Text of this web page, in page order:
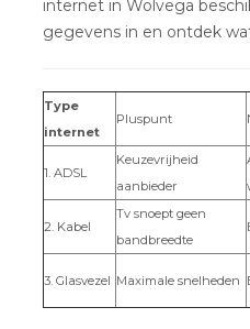
internet in Wolvega
gegevens in en ontdek
Type
internet
Pluspunt
1. ADSL
Keuzevrijheid
aanbieder
2. Kabel
Tv snoept geen
bandbreedte
3. Glasvezel Maximale snelheden